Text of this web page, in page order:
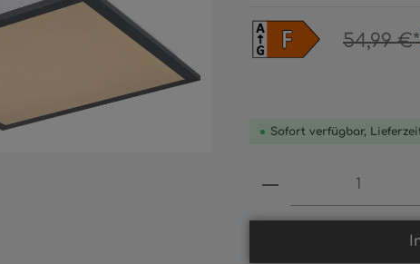
54,99 €*
Sofort verfügbar,
Produkt